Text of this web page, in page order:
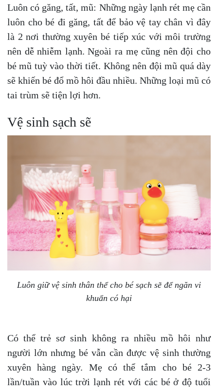
Luôn có găng, tất, mũ: Những ngày lạnh rét mẹ cần
luôn cho bé đi găng, tất để bảo vệ tay chân vì đây
là 2 nơi thường xuyên bé tiếp xúc với môi trường
nên dễ nhiễm lạnh. Ngoài ra mẹ cũng nên đội cho
bé mũ tuỳ vào thời tiết. Không nên đội mũ quá dày
sẽ khiến bé đổ mồ hôi đầu nhiều. Những loại mũ có
tai trùm sẽ tiện lợi hơn.
Vệ sinh sạch sẽ
Luôn giữ vệ sinh thân thể cho bé sạch sẽ để ngăn vi
khuẩn có hại
Có thể trẻ sơ sinh không ra nhiều mồ hôi như
người lớn nhưng bé vẫn cần được vệ sinh thường
xuyên hàng ngày. Mẹ có thể tắm cho bé 2-3
lần/tuần vào lúc trời lạnh rét với các bé ở độ tuổi